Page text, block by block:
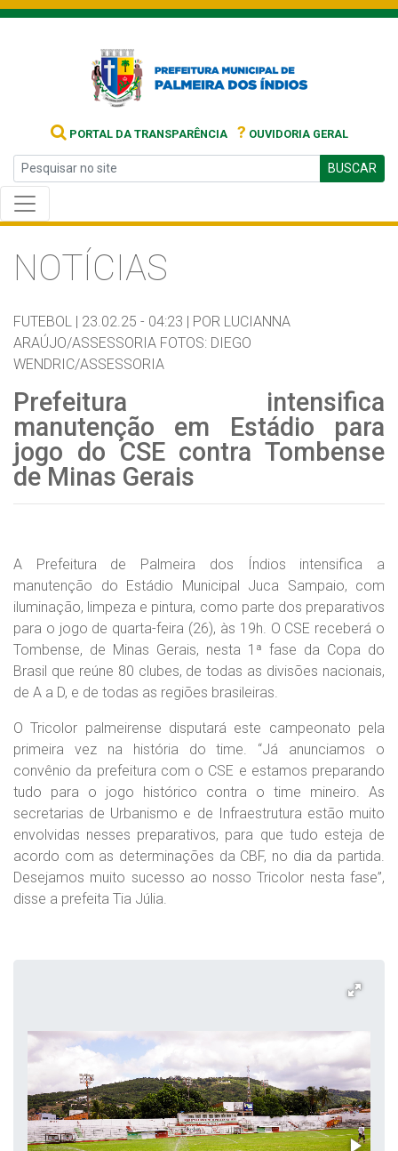
PORTAL DA TRANSPARÊNCIA ? OUVIDORIA GERAL
BUSCAR
NOTÍCIAS
FUTEBOL | 23.02.25 - 04:23 | POR LUCIANNA
ARAÚJO/ASSESSORIA FOTOS: DIEGO
WENDRIC/ASSESSORIA
Prefeitura intensifica
manutenção em Estádio para
jogo do CSE contra Tombense
de Minas Gerais
A Prefeitura de Palmeira dos Índios intensifica a
manutenção do Estádio Municipal Juca Sampaio, com
iluminação, limpeza e pintura, como parte dos preparativos
para o jogo de quarta-feira (26), às 19h. O CSE receberá o
Tombense, de Minas Gerais, nesta 1ª fase da Copa do
Brasil que reúne 80 clubes, de todas as divisões nacionais,
de A a D, e de todas as regiões brasileiras.
O Tricolor palmeirense disputará este campeonato pela
primeira vez na história do time. “Já anunciamos o
convênio da prefeitura com o CSE e estamos preparando
tudo para o jogo histórico contra o time mineiro. As
secretarias de Urbanismo e de Infraestrutura estão muito
envolvidas nesses preparativos, para que tudo esteja de
acordo com as determinações da CBF, no dia da partida.
Desejamos muito sucesso ao nosso Tricolor nesta fase”,
disse a prefeita Tia Júlia.